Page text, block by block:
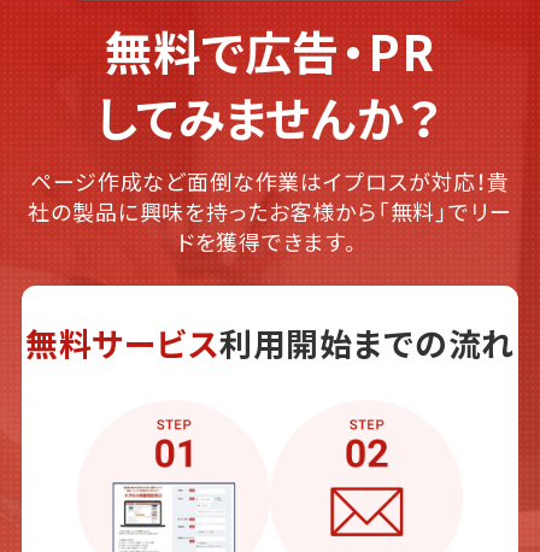
無料で広告・PR
してみませんか？
ページ作成など面倒な作業はイプロスが対応！貴
社の製品に興味を持ったお客様から「無料」でリー
ドを獲得できます。
無料サービス利用開始までの流れ